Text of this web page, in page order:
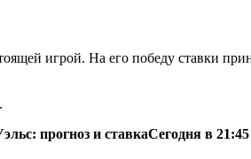
игрой. На его победу ставки
.
прогноз и ставкаСегодня в 21:45